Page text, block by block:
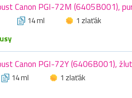
Canon PGI-72M (6405B001),
14 ml
1 zlaťák
Canon PGI-72Y (6406B001),
14 ml
1 zlaťák